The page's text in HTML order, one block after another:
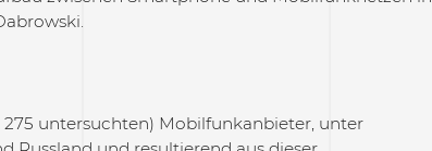
untersuchten) Mobilfunkanbieter, unter